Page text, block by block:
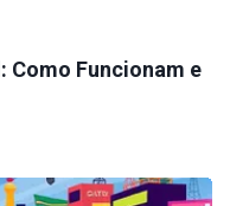
Como Funcionam e